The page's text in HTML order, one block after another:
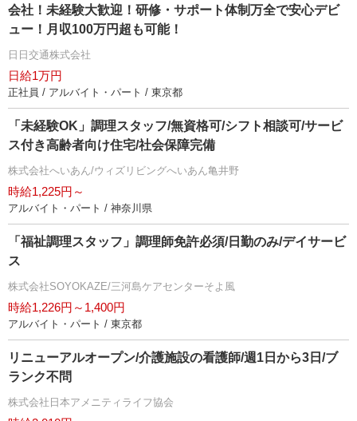
会社！未経験大歓迎！研修・サポート体制万全で安心デビ
ュー！月収100万円超も可能！
日日交通株式会社
日給1万円
正社員 / アルバイト・パート / 東京都
「未経験OK」調理スタッフ/無資格可/シフト相談可/サービ
ス付き高齢者向け住宅/社会保障完備
株式会社へいあん/ウィズリビングへいあん亀井野
時給1,225円～
アルバイト・パート / 神奈川県
「福祉調理スタッフ」調理師免許必須/日勤のみ/デイサービ
ス
株式会社SOYOKAZE/三河島ケアセンターそよ風
時給1,226円～1,400円
アルバイト・パート / 東京都
リニューアルオープン/介護施設の看護師/週1日から3日/ブ
ランク不問
株式会社日本アメニティライフ協会